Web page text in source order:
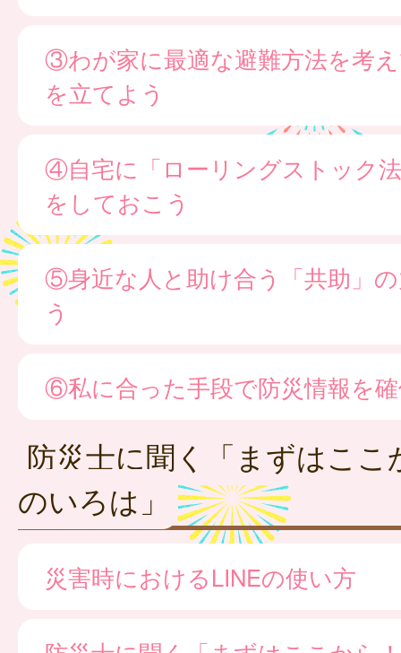
③わが家に最適な避難方法を考
を立てよう
④自宅に「ローリングストック
をしておこう
⑤身近な人と助け合う「共助」
う
⑥私に合った手段で防災情報を
防災士に聞く「まずはここ
のいろは」
災害時におけるLINEの使い方